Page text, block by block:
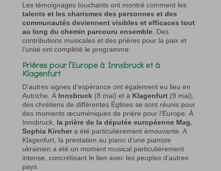
Les témoignages touchants ont montré comment les
talents et les charismes des personnes et des
communautés deviennent visibles et efficaces tout
au long du chemin parcouru ensemble. Des
contributions musicales et des prières pour la paix et
l’unité ont complété le programme.
Prières pour l’Europe à Innsbruck et à
Klagenfurt
D’autres signes d’espérance ont également eu lieu en
Autriche. À Innsbruck (8 mai) et à Klagenfurt(9 mai),
des chrétiens de différentes Églises se sont réunis pour
des moments œcuméniques de prière pour l’Europe. À
Innsbruck, la prière de la députée européenne Mag.
Sophia Kirchera été particulièrement émouvante. A
Klagenfurt, la prestation au piano d’une pianiste
ukrainien a été un moment musical particulièrement
intense, concrétisant le lien avec les peuples d’autres
pays.